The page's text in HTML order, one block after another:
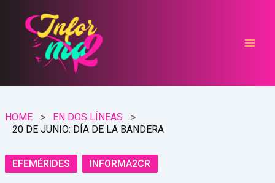
contenido
HOME
EN DOS LÍNEAS
20 DE JUNIO: DÍA DE LA BANDERA
EFEMÉRIDES INFORMA2CR